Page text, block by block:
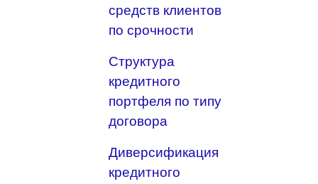
средств клиентов
по срочности
Структура
кредитного
портфеля по типу
договора
Диверсификация
кредитного